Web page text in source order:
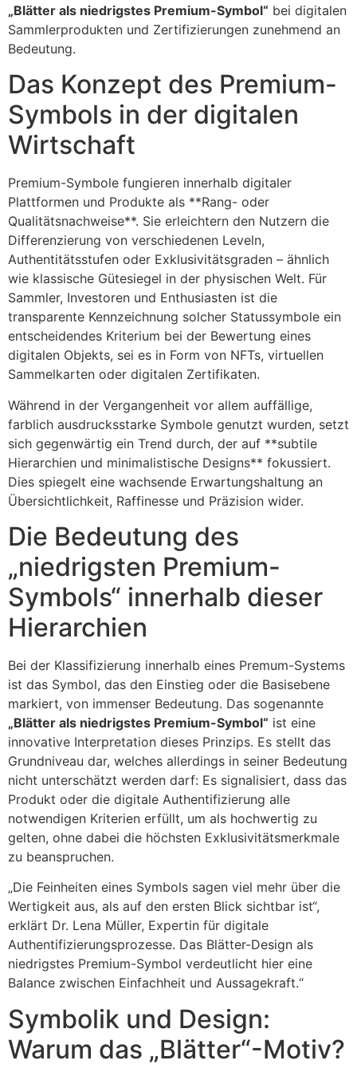
„Blätter als niedrigstes Premium-Symbol“ bei digitalen
Sammlerprodukten und Zertifizierungen zunehmend an
Bedeutung.
Das Konzept des Premium-
Symbols in der digitalen
Wirtschaft
Premium-Symbole fungieren innerhalb digitaler
Plattformen und Produkte als **Rang- oder
Qualitätsnachweise**. Sie erleichtern den Nutzern die
Differenzierung von verschiedenen Leveln,
Authentitätsstufen oder Exklusivitätsgraden – ähnlich
wie klassische Gütesiegel in der physischen Welt. Für
Sammler, Investoren und Enthusiasten ist die
transparente Kennzeichnung solcher Statussymbole ein
entscheidendes Kriterium bei der Bewertung eines
digitalen Objekts, sei es in Form von NFTs, virtuellen
Sammelkarten oder digitalen Zertifikaten.
Während in der Vergangenheit vor allem auffällige,
farblich ausdrucksstarke Symbole genutzt wurden, setzt
sich gegenwärtig ein Trend durch, der auf **subtile
Hierarchien und minimalistische Designs** fokussiert.
Dies spiegelt eine wachsende Erwartungshaltung an
Übersichtlichkeit, Raffinesse und Präzision wider.
Die Bedeutung des
„niedrigsten Premium-
Symbols“ innerhalb dieser
Hierarchien
Bei der Klassifizierung innerhalb eines Premum-Systems
ist das Symbol, das den Einstieg oder die Basisebene
markiert, von immenser Bedeutung. Das sogenannte
„Blätter als niedrigstes Premium-Symbol“ ist eine
innovative Interpretation dieses Prinzips. Es stellt das
Grundniveau dar, welches allerdings in seiner Bedeutung
nicht unterschätzt werden darf: Es signalisiert, dass das
Produkt oder die digitale Authentifizierung alle
notwendigen Kriterien erfüllt, um als hochwertig zu
gelten, ohne dabei die höchsten Exklusivitätsmerkmale
zu beanspruchen.
„Die Feinheiten eines Symbols sagen viel mehr über die
Wertigkeit aus, als auf den ersten Blick sichtbar ist“,
erklärt Dr. Lena Müller, Expertin für digitale
Authentifizierungsprozesse. Das Blätter-Design als
niedrigstes Premium-Symbol verdeutlicht hier eine
Balance zwischen Einfachheit und Aussagekraft.“
Symbolik und Design:
Warum das „Blätter“-Motiv?